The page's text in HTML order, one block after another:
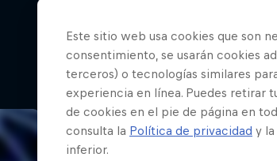
Más
Este sitio web usa cookies que son
consentimiento, se usarán cookies
terceros) o tecnologías similares
experiencia en línea. Puedes retirar
de cookies en el pie de página en
consulta la Política de privacidad y
inferior.